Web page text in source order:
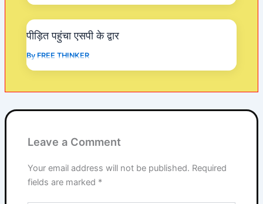
पीड़ित पहुंचा एसपी के द्वार
By FREE THINKER
Leave a Comment
Your email address will not be published. Required
fields are marked *